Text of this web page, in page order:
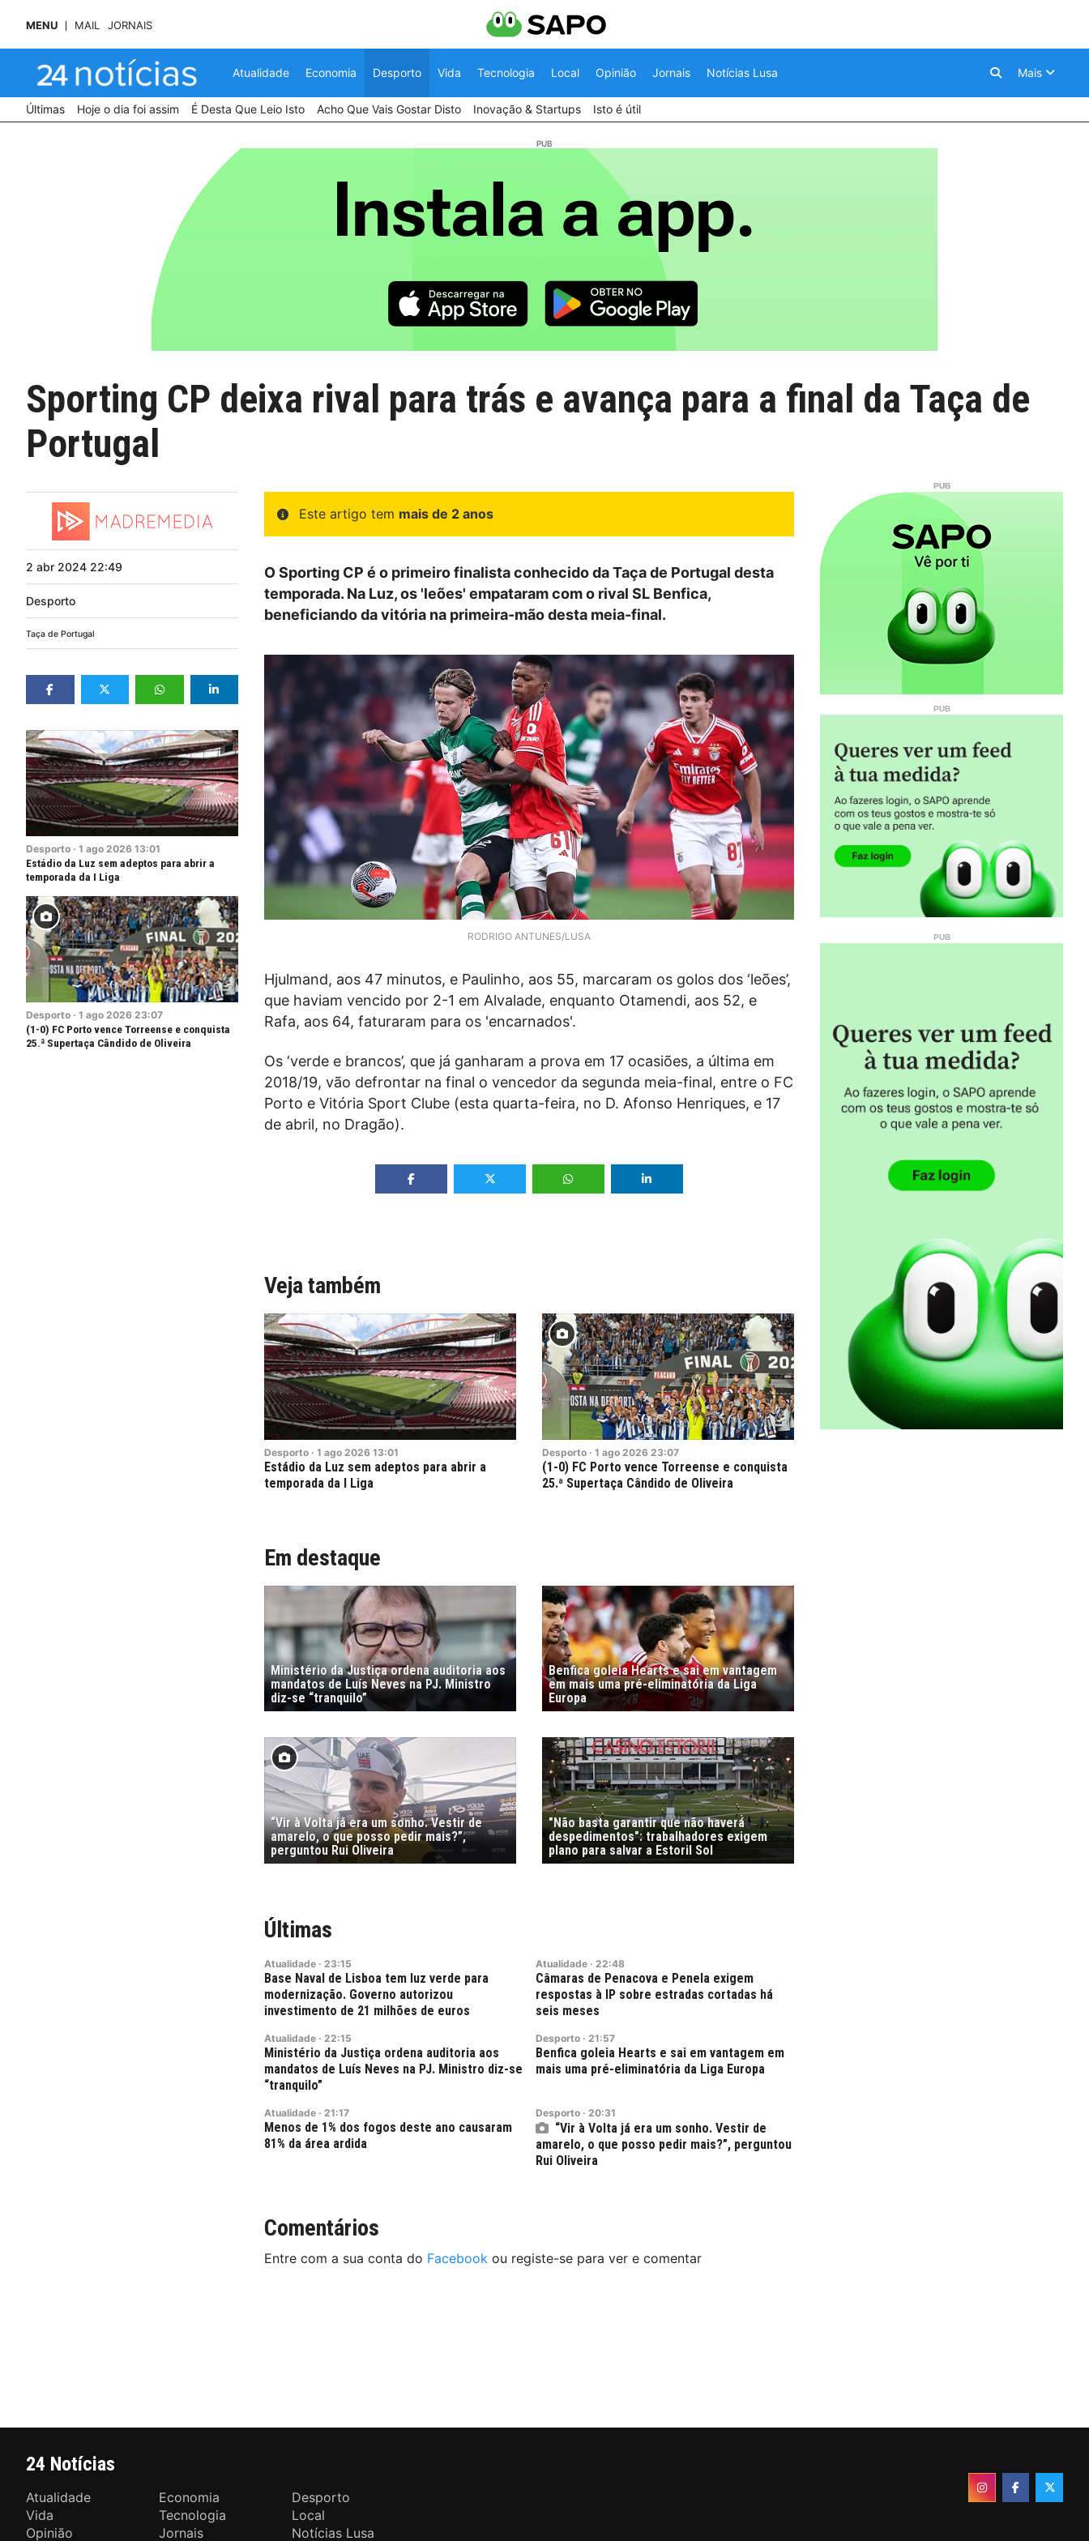
MENU MAIL JORNAIS
Atualidade Economia Desporto Vida Tecnologia Local Opinião Jornais Notícias Lusa Mais
Últimas Hoje o dia foi assim É Desta Que Leio Isto Acho Que Vais Gostar Disto Inovação & Startups Isto é útil
Sporting CP deixa rival para trás e avança para a final da Taça de
Portugal
2 abr 2024 22:49
Desporto
Taça de Portugal
Desporto · 1 ago 2026 13:01
Estádio da Luz sem adeptos para abrir a
temporada da I Liga
Desporto · 1 ago 2026 23:07
(1-0) FC Porto vence Torreense e conquista
25.ª Supertaça Cândido de Oliveira
Este artigo tem mais de 2 anos
O Sporting CP é o primeiro finalista conhecido da Taça de Portugal desta
temporada. Na Luz, os 'leões' empataram com o rival SL Benfica,
beneficiando da vitória na primeira-mão desta meia-final.
RODRIGO ANTUNES/LUSA
Hjulmand, aos 47 minutos, e Paulinho, aos 55, marcaram os golos dos ‘leões’,
que haviam vencido por 2-1 em Alvalade, enquanto Otamendi, aos 52, e
Rafa, aos 64, faturaram para os 'encarnados'.
Os ‘verde e brancos’, que já ganharam a prova em 17 ocasiões, a última em
2018/19, vão defrontar na final o vencedor da segunda meia-final, entre o FC
Porto e Vitória Sport Clube (esta quarta-feira, no D. Afonso Henriques, e 17
de abril, no Dragão).
Veja também
Desporto · 1 ago 2026 13:01
Estádio da Luz sem adeptos para abrir a
temporada da I Liga
Desporto · 1 ago 2026 23:07
(1-0) FC Porto vence Torreense e conquista
25.ª Supertaça Cândido de Oliveira
Em destaque
Ministério da Justiça ordena auditoria aos
mandatos de Luís Neves na PJ. Ministro
diz-se “tranquilo”
Benfica goleia Hearts e sai em vantagem
em mais uma pré-eliminatória da Liga
Europa
“Vir à Volta já era um sonho. Vestir de
amarelo, o que posso pedir mais?”,
perguntou Rui Oliveira
"Não basta garantir que não haverá
despedimentos": trabalhadores exigem
plano para salvar a Estoril Sol
Últimas
Atualidade · 23:15
Base Naval de Lisboa tem luz verde para
modernização. Governo autorizou
investimento de 21 milhões de euros
Atualidade · 22:48
Câmaras de Penacova e Penela exigem
respostas à IP sobre estradas cortadas há
seis meses
Atualidade · 22:15
Ministério da Justiça ordena auditoria aos
mandatos de Luís Neves na PJ. Ministro diz-se
“tranquilo”
Desporto · 21:57
Benfica goleia Hearts e sai em vantagem em
mais uma pré-eliminatória da Liga Europa
Atualidade · 21:17
Menos de 1% dos fogos deste ano causaram
81% da área ardida
Desporto · 20:31
“Vir à Volta já era um sonho. Vestir de
amarelo, o que posso pedir mais?”, perguntou
Rui Oliveira
Comentários
Entre com a sua conta do Facebook ou registe-se para ver e comentar
24 Notícias
Atualidade Economia
Desporto
Vida
Tecnologia
Local
Opinião
Jornais Notícias Lusa